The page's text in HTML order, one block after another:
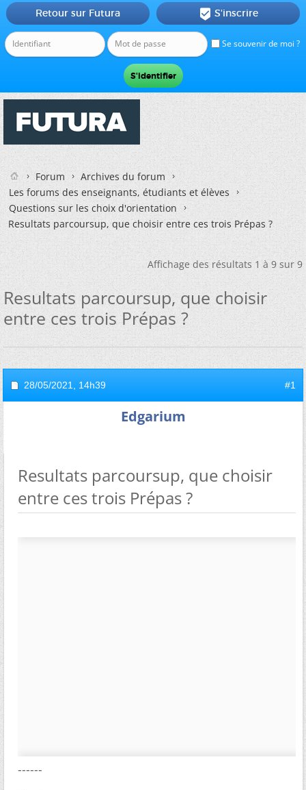
Se souvenir de moi ?
Retour sur Futura  S'inscrire
Forum
Archives du forum
Les forums des enseignants, étudiants et élèves
Questions sur les choix d'orientation
Resultats parcoursup, que choisir entre ces trois Prépas ?
Affichage des résultats 1 à 9 sur 9
Resultats parcoursup, que choisir
entre ces trois Prépas ?
28/05/2021, 14h39 #1
Edgarium
Resultats parcoursup, que choisir
entre ces trois Prépas ?
------